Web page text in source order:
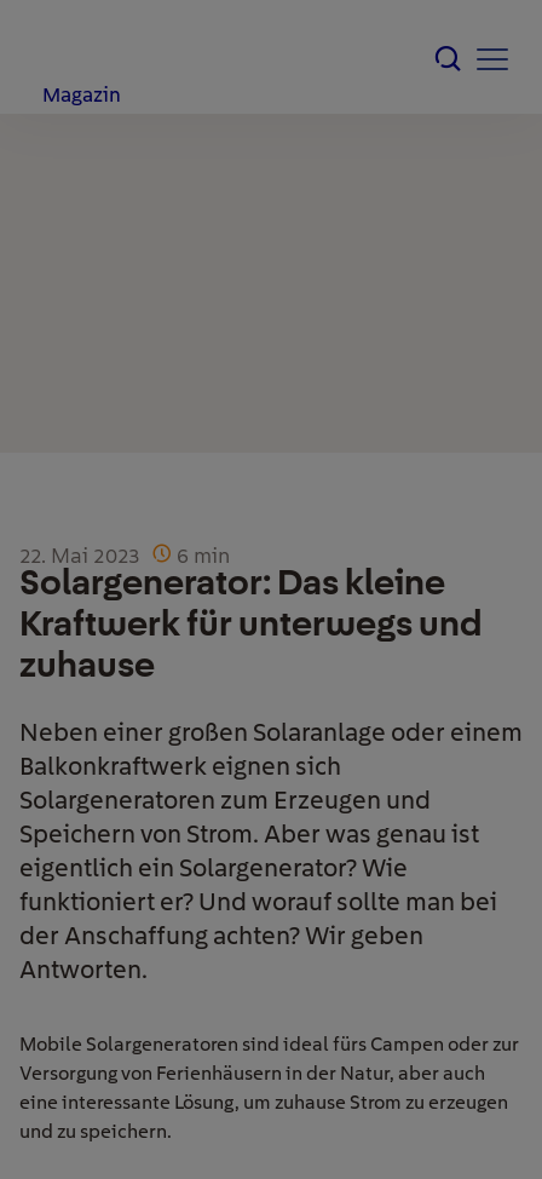
Magazin
22. Mai 2023 6 min
Solargenerator: Das kleine
Kraftwerk für unterwegs und
zuhause
Neben einer großen Solaranlage oder einem
Balkonkraftwerk eignen sich
Solargeneratoren zum Erzeugen und
Speichern von Strom. Aber was genau ist
eigentlich ein Solargenerator? Wie
funktioniert er? Und worauf sollte man bei
der Anschaffung achten? Wir geben
Antworten.
Mobile Solargeneratoren sind ideal fürs Campen oder zur
Versorgung von Ferienhäusern in der Natur, aber auch
eine interessante Lösung, um zuhause Strom zu erzeugen
und zu speichern.